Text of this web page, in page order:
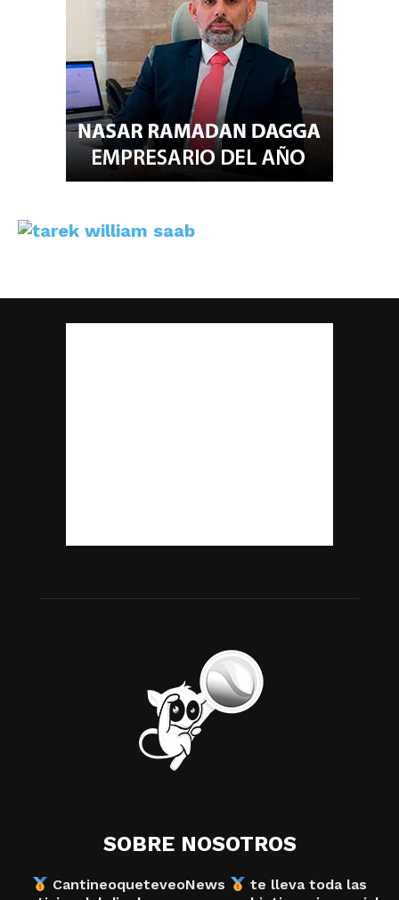
SOBRE NOSOTROS
CantineoqueteveoNews
te lleva toda las